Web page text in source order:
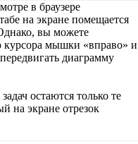
в браузере
на экране помещается
вы можете
мышки «вправо» и
диаграмму
остаются только те
на экране отрезок